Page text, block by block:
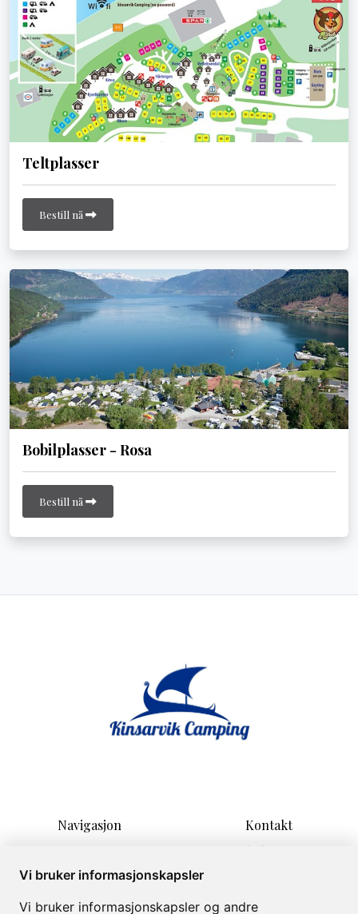
Vi bruker informasjonskapsler
Vi bruker informasjonskapsler og andre
Teltplasser
Bestill nå
Bobilplasser - Rosa
Bestill nå
Navigasjon
Overnatting
Kontakt
Sandvikvegen 17